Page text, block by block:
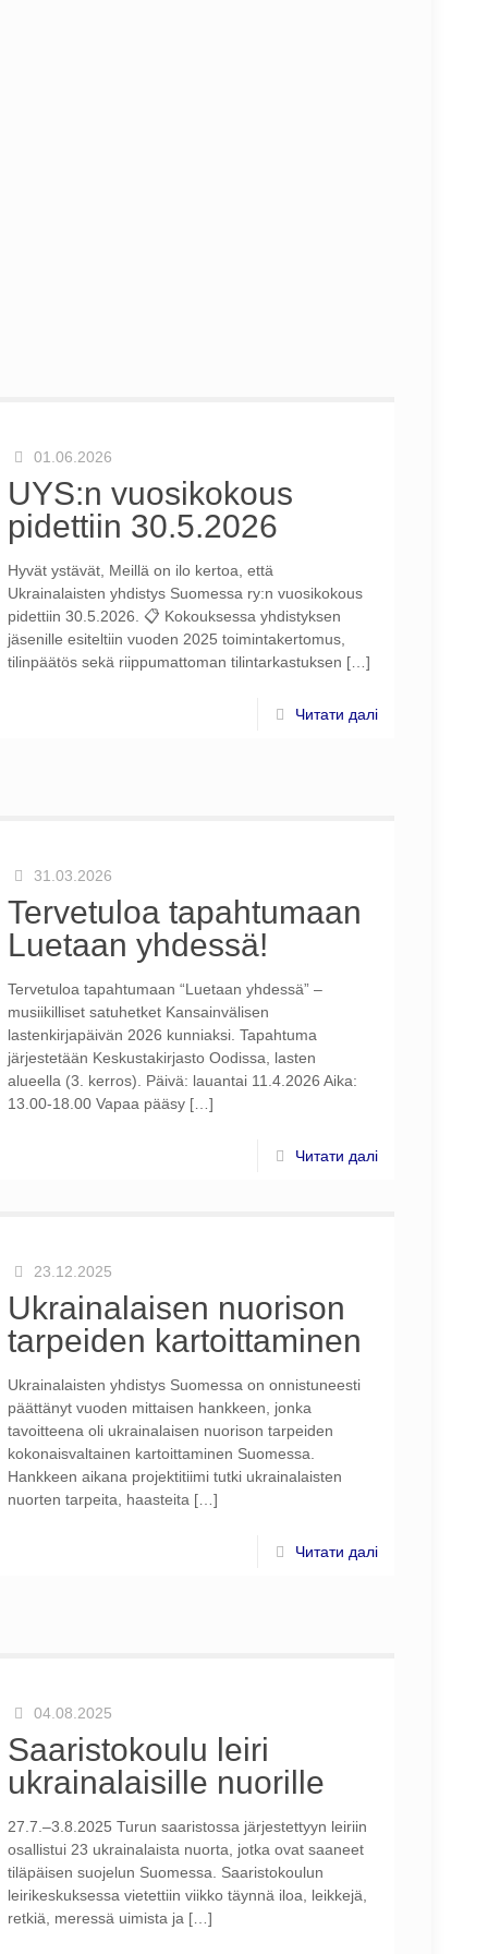
01.06.2026
UYS:n vuosikokous
pidettiin 30.5.2026
Hyvät ystävät, Meillä on ilo kertoa, että
Ukrainalaisten yhdistys Suomessa ry:n vuosikokous
pidettiin 30.5.2026. 📋 Kokouksessa yhdistyksen
jäsenille esiteltiin vuoden 2025 toimintakertomus,
tilinpäätös sekä riippumattoman tilintarkastuksen […]
Читати далі
31.03.2026
Tervetuloa tapahtumaan
Luetaan yhdessä!
Tervetuloa tapahtumaan “Luetaan yhdessä” –
musiikilliset satuhetket Kansainvälisen
lastenkirjapäivän 2026 kunniaksi. Tapahtuma
järjestetään Keskustakirjasto Oodissa, lasten
alueella (3. kerros). Päivä: lauantai 11.4.2026 Aika:
13.00-18.00 Vapaa pääsy […]
Читати далі
23.12.2025
Ukrainalaisen nuorison
tarpeiden kartoittaminen
Ukrainalaisten yhdistys Suomessa on onnistuneesti
päättänyt vuoden mittaisen hankkeen, jonka
tavoitteena oli ukrainalaisen nuorison tarpeiden
kokonaisvaltainen kartoittaminen Suomessa.
Hankkeen aikana projektitiimi tutki ukrainalaisten
nuorten tarpeita, haasteita […]
Читати далі
04.08.2025
Saaristokoulu leiri
ukrainalaisille nuorille
27.7.–3.8.2025 Turun saaristossa järjestettyyn leiriin
osallistui 23 ukrainalaista nuorta, jotka ovat saaneet
tiläpäisen suojelun Suomessa. Saaristokoulun
leirikeskuksessa vietettiin viikko täynnä iloa, leikkejä,
retkiä, meressä uimista ja […]